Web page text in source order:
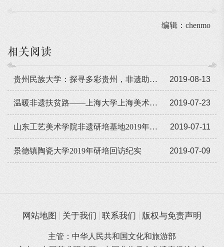
编辑：chenmo
相关阅读
2019-08-13
贵州民族大学：探寻多彩贵州，非遗助力扶贫
2019-07-23
温暖非遗扶贫路——上海大学上海美术学院新疆非遗回访纪实
2019-07-11
山东工艺美术学院非遗研培基地2019年学员回访
2019-07-09
景德镇陶瓷大学2019年研培回访纪实
网站地图 关于我们 联系我们 版权与免责声明
主管：中华人民共和国文化和旅游部